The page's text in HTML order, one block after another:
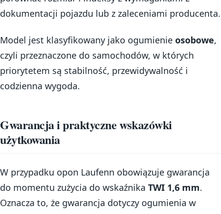
dokumentacji pojazdu lub z zaleceniami producenta.
Model jest klasyfikowany jako ogumienie osobowe,
czyli przeznaczone do samochodów, w których
priorytetem są stabilność, przewidywalność i
codzienna wygoda.
Gwarancja i praktyczne wskazówki
użytkowania
W przypadku opon Laufenn obowiązuje gwarancja
do momentu zużycia do wskaźnika TWI 1,6 mm.
Oznacza to, że gwarancja dotyczy ogumienia w